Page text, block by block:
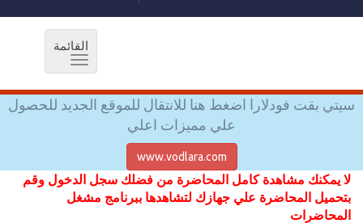
القائمة
Toggle
سيتي بقت فودلارا اضغط هنا للانتقال للموقع الجديد للحصول
علي مميزات اعلي
www.vodlara.com
لا يمكنك مشاهدة كامل المحاضرة من فضلك سجل الدخول وقم
بتحميل المحاضرة علي جهازك لتشاهدها ببرنامج مشغل
المحاضرات